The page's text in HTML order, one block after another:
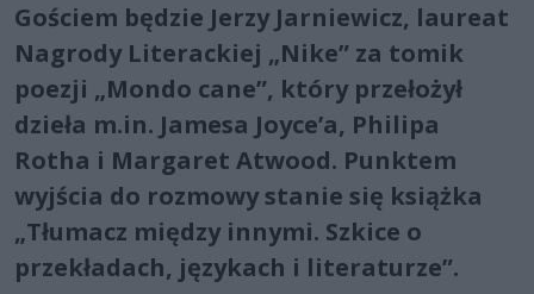
Gościem będzie Jerzy Jarniewicz, laureat
Nagrody Literackiej „Nike” za tomik
poezji „Mondo cane”, który przełożył
dzieła m.in. Jamesa Joyce’a, Philipa
Rotha i Margaret Atwood. Punktem
wyjścia do rozmowy stanie się książka
„Tłumacz między innymi. Szkice o
przekładach, językach i literaturze”.